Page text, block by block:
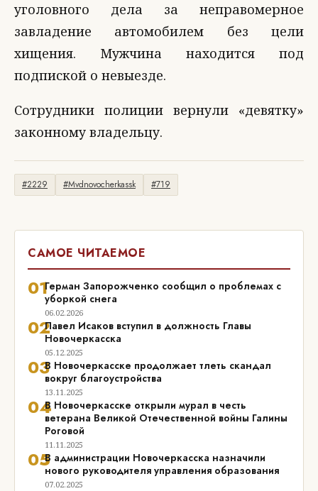
уголовного дела за неправомерное
завладение автомобилем без цели
хищения. Мужчина находится под
подпиской о невыезде.
Сотрудники полиции вернули «девятку»
законному владельцу.
#2229 #Mvdnovocherkassk #719
САМОЕ ЧИТАЕМОЕ
01Герман Запорожченко сообщил о проблемах с
уборкой снега
06.02.2026
02Павел Исаков вступил в должность Главы
Новочеркасска
05.12.2025
03В Новочеркасске продолжает тлеть скандал
вокруг благоустройства
13.11.2025
04В Новочеркасске открыли мурал в честь
ветерана Великой Отечественной войны Галины
Роговой
11.11.2025
05В администрации Новочеркасска назначили
нового руководителя управления образования
07.02.2025